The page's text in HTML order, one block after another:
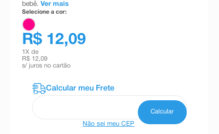
bebê. Ver mais
Selecione a cor:
R$ 12,09
1 X de
R$ 12,09
s/ juros no cartão
Não sei meu CEP